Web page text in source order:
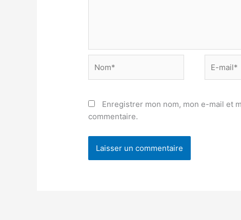
mail*
Enregistrer mon nom, mon e-mail et
commentaire.